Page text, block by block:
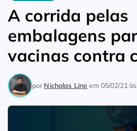
A corrida pelas
embalagens
vacinas contra
por Nicholas Line em 05/02/21